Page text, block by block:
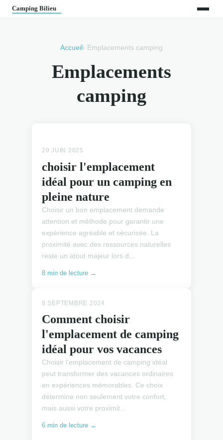
Accueil › Emplacements camping
Emplacements
camping
29 JUIN 2025
choisir l'emplacement
idéal pour un camping en
pleine nature
Choisir un bon emplacement demande
attention et méthode pour garantir une
expérience agréable et sécurisée. La
proximité avec des ressources naturelles
reste un atout majeur lors d...
8 min de lecture →
8 SEPTEMBRE 2024
Comment choisir
l'emplacement de camping
idéal pour vos vacances
Choisir l'emplacement de camping idéal
peut transformer des vacances ordinaires
en expériences mémorables. Ce choix
détermine non seulement votre confort,
mais aussi votre proximit...
6 min de lecture →